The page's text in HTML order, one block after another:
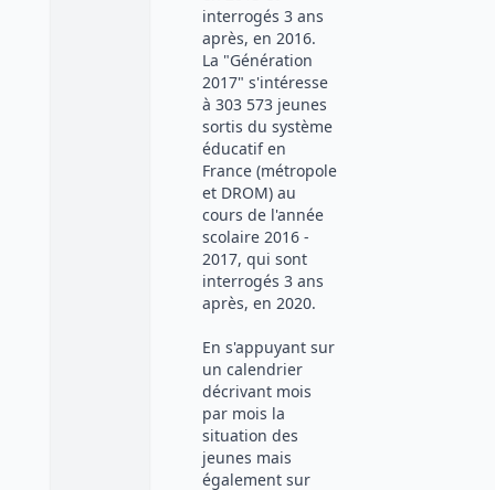
interrogés 3 ans
après, en 2016.
La "Génération
2017" s'intéresse
à 303 573 jeunes
sortis du système
éducatif en
France (métropole
et DROM) au
cours de l'année
scolaire 2016 -
2017, qui sont
interrogés 3 ans
après, en 2020.
En s'appuyant sur
un calendrier
décrivant mois
par mois la
situation des
jeunes mais
également sur